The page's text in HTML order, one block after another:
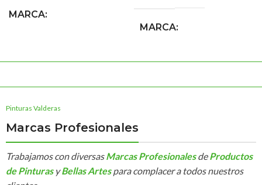
MARCA
MARCA
Pinturas Valderas
Marcas Profesionales
Trabajamos con diversasMarcas Profesionales deProductos
de Pinturas yBellas Artespara complacer a todos nuestros